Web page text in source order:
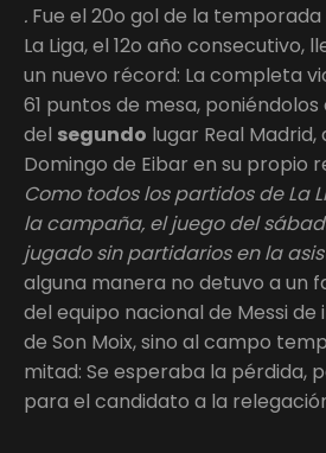
. Fue el 20o gol de la
La Liga, el 12o año consecutivo,
un nuevo récord: La completa
61 puntos de mesa,
del segundo lugar Real Madrid,
Domingo de Eibar en su propio
Como todos los partidos de La
la campaña, el juego del
jugado sin partidarios en la
alguna manera no detuvo a un
del equipo nacional de Messi de
de Son Moix, sino al campo
mitad: Se esperaba la pérdida,
para el candidato a la